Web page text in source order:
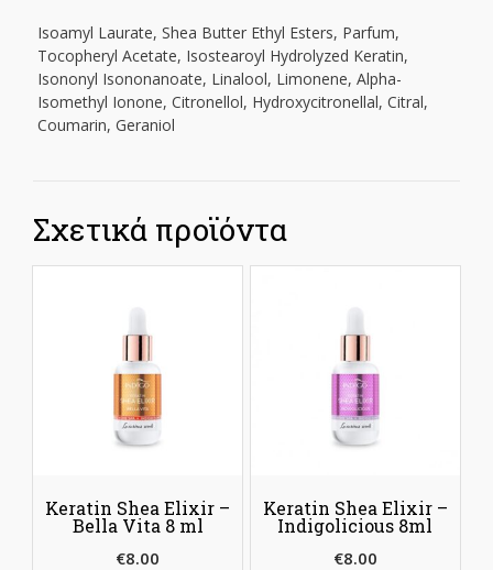
Isoamyl Laurate, Shea Butter Ethyl Esters, Parfum,
Tocopheryl Acetate, Isostearoyl Hydrolyzed Keratin,
Isononyl Isononanoate, Linalool, Limonene, Alpha-
Isomethyl Ionone, Citronellol, Hydroxycitronellal, Citral,
Coumarin, Geraniol
Σχετικά προϊόντα
Keratin Shea Elixir –
Bella Vita 8 ml
€8.00
Keratin Shea Elixir –
Indigolicious 8ml
€8.00